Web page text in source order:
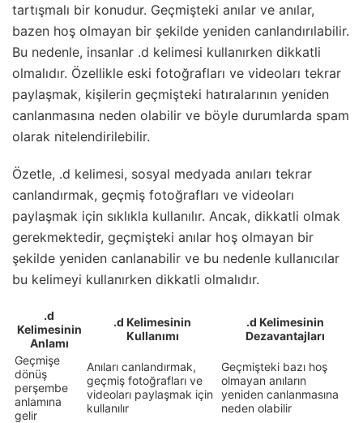
tartışmalı bir konudur. Geçmişteki anılar ve anılar,
bazen hoş olmayan bir şekilde yeniden canlandırılabilir.
Bu nedenle, insanlar .d kelimesi kullanırken dikkatli
olmalıdır. Özellikle eski fotoğrafları ve videoları tekrar
paylaşmak, kişilerin geçmişteki hatıralarının yeniden
canlanmasına neden olabilir ve böyle durumlarda spam
olarak nitelendirilebilir.
Özetle, .d kelimesi, sosyal medyada anıları tekrar
canlandırmak, geçmiş fotoğrafları ve videoları
paylaşmak için sıklıkla kullanılır. Ancak, dikkatli olmak
gerekmektedir, geçmişteki anılar hoş olmayan bir
şekilde yeniden canlanabilir ve bu nedenle kullanıcılar
bu kelimeyi kullanırken dikkatli olmalıdır.
.d
Kelimesinin
Anlamı
.d Kelimesinin
Kullanımı
.d Kelimesinin
Dezavantajları
Geçmişe
dönüş
perşembe
anlamına
gelir
Anıları canlandırmak,
geçmiş fotoğrafları ve
videoları paylaşmak için
kullanılır
Geçmişteki bazı hoş
olmayan anıların
yeniden canlanmasına
neden olabilir